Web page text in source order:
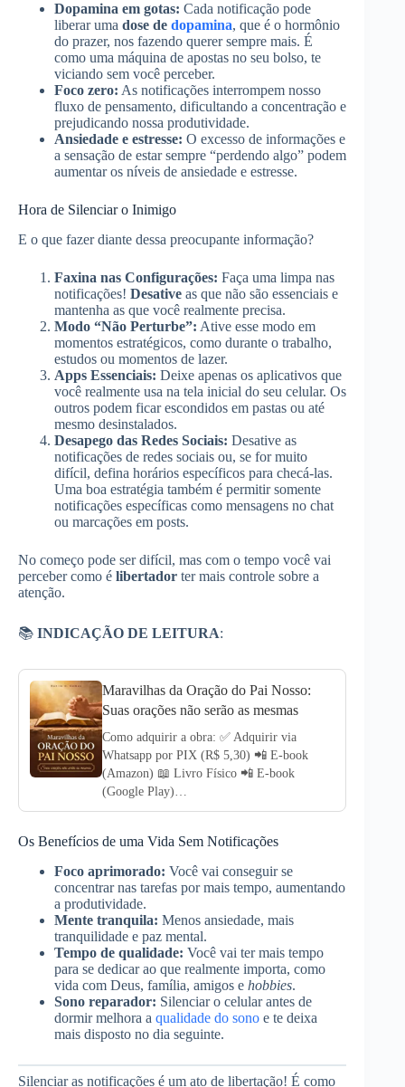
Dopamina em gotas: Cada notificação pode
liberar uma dose de dopamina, que é o hormônio
do prazer, nos fazendo querer sempre mais. É
como uma máquina de apostas no seu bolso, te
viciando sem você perceber.
Foco zero: As notificações interrompem nosso
fluxo de pensamento, dificultando a concentração e
prejudicando nossa produtividade.
Ansiedade e estresse: O excesso de informações e
a sensação de estar sempre “perdendo algo” podem
aumentar os níveis de ansiedade e estresse.
Hora de Silenciar o Inimigo
E o que fazer diante dessa preocupante informação?
Faxina nas Configurações: Faça uma limpa nas
notificações! Desative as que não são essenciais e
mantenha as que você realmente precisa.
Modo “Não Perturbe”: Ative esse modo em
momentos estratégicos, como durante o trabalho,
estudos ou momentos de lazer.
Apps Essenciais: Deixe apenas os aplicativos que
você realmente usa na tela inicial do seu celular. Os
outros podem ficar escondidos em pastas ou até
mesmo desinstalados.
Desapego das Redes Sociais: Desative as
notificações de redes sociais ou, se for muito
difícil, defina horários específicos para checá-las.
Uma boa estratégia também é permitir somente
notificações específicas como mensagens no chat
ou marcações em posts.
No começo pode ser difícil, mas com o tempo você vai
perceber como é libertador ter mais controle sobre a
atenção.
📚 INDICAÇÃO DE LEITURA:
Maravilhas da Oração do Pai Nosso:
Suas orações não serão as mesmas
Como adquirir a obra: ✅ Adquirir via
Whatsapp por PIX (R$ 5,30) 📲 E-book
(Amazon) 📖 Livro Físico 📲 E-book
(Google Play)…
Os Benefícios de uma Vida Sem Notificações
Foco aprimorado: Você vai conseguir se
concentrar nas tarefas por mais tempo, aumentando
a produtividade.
Mente tranquila: Menos ansiedade, mais
tranquilidade e paz mental.
Tempo de qualidade: Você vai ter mais tempo
para se dedicar ao que realmente importa, como
vida com Deus, família, amigos e hobbies.
Sono reparador: Silenciar o celular antes de
dormir melhora a qualidade do sono e te deixa
mais disposto no dia seguinte.
Silenciar as notificações é um ato de libertação! É como